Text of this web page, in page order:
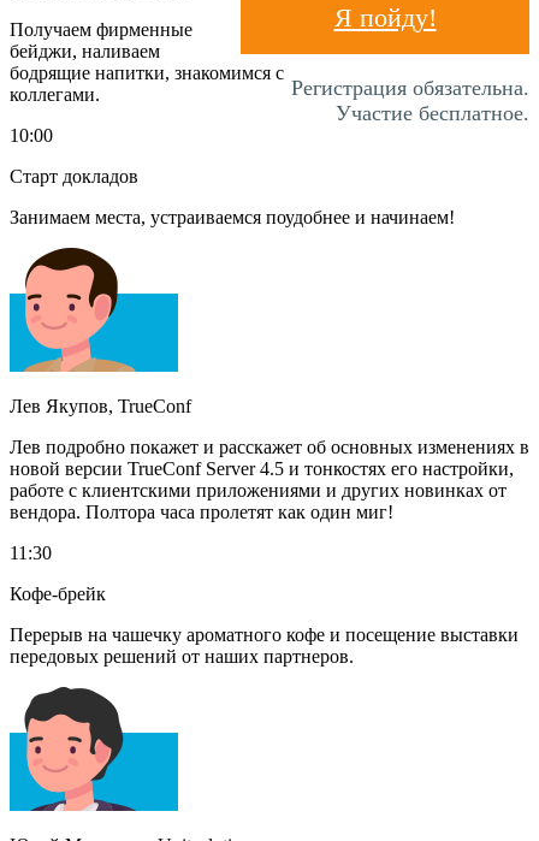
Я пойду!
Регистрация обязательна.
Участие бесплатное.
Получаем фирменные
бейджи, наливаем
бодрящие напитки, знакомимся с
коллегами.
10:00
Старт докладов
Занимаем места, устраиваемся поудобнее и начинаем!
Лев Якупов, TrueConf
Лев подробно покажет и расскажет об основных изменениях в
новой версии TrueConf Server 4.5 и тонкостях его настройки,
работе с клиентскими приложениями и других новинках от
вендора. Полтора часа пролетят как один миг!
11:30
Кофе-брейк
Перерыв на чашечку ароматного кофе и посещение выставки
передовых решений от наших партнеров.